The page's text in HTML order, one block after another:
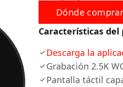
Dónde comprar
Características del
Descarga la
Grabación 2.5K
Pantalla táctil